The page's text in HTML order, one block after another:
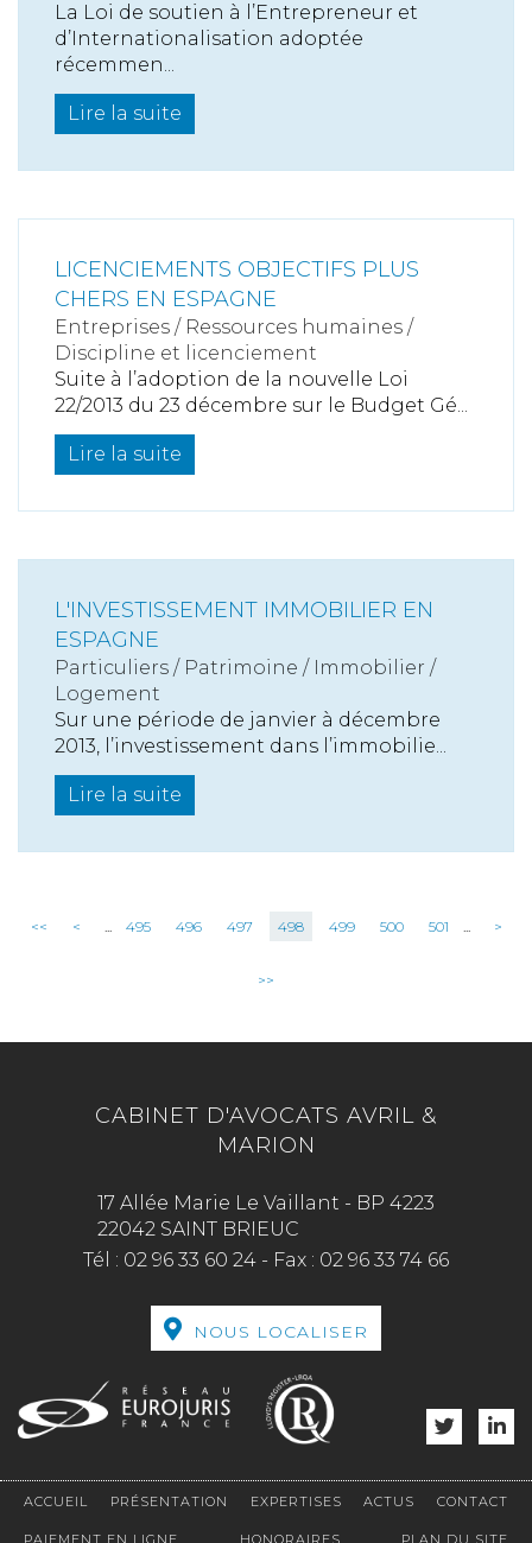
La Loi de soutien à l’Entrepreneur et
d’Internationalisation adoptée
récemmen...
Lire la suite
LICENCIEMENTS OBJECTIFS PLUS
CHERS EN ESPAGNE
Entreprises / Ressources humaines /
Discipline et licenciement
Suite à l’adoption de la nouvelle Loi
22/2013 du 23 décembre sur le Budget Gé...
Lire la suite
L'INVESTISSEMENT IMMOBILIER EN
ESPAGNE
Particuliers / Patrimoine / Immobilier /
Logement
Sur une période de janvier à décembre
2013, l’investissement dans l’immobilie...
Lire la suite
<< < ... 495 496 497 498 499 500 501 ... >
>>
CABINET D'AVOCATS AVRIL &
MARION
17 Allée Marie Le Vaillant - BP 4223
22042 SAINT BRIEUC
Tél : 02 96 33 60 24 - Fax : 02 96 33 74 66
NOUS LOCALISER
ACCUEIL PRÉSENTATION EXPERTISES ACTUS CONTACT
PAIEMENT EN LIGNE HONORAIRES PLAN DU SITE